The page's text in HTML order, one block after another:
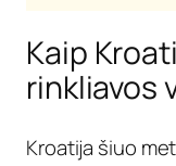
Kaip
rinkliavos
Kroatija šiuo